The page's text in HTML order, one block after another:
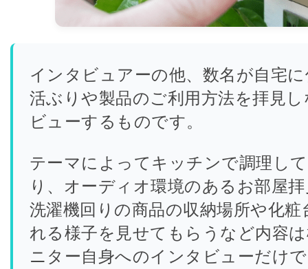
インタビュアーの他、数名が自宅
活ぶりや製品のご利用方法を拝見
ビューするものです。
テーマによってキッチンで調理し
り、オーディオ環境のあるお部屋
洗濯機回りの商品の収納場所や化
れる様子を見せてもらうなど内容
ニター自身へのインタビューだけ